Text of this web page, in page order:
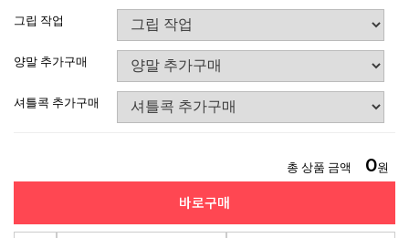
그립 작업
양말 추가구매
셔틀콕 추가구매
총 상품 금액 0원
바로구매